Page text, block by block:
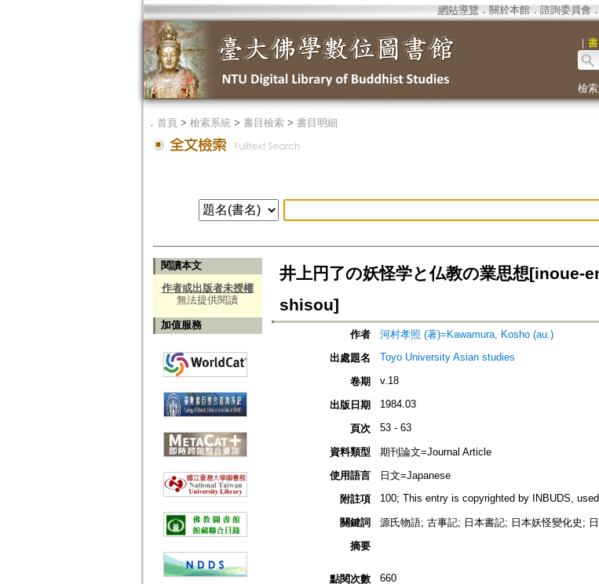
網站導覽 ． 關於本館． 諮詢委員會．
｜ 書
檢
． 首頁> 檢索系統> 書目檢索> 書目明細
閱讀本文
作者或出版者未授權
無法提供閱讀
加值服務
井上円了の妖怪学と仏教の業思想
shisou]
作者
河村孝照 (著)=Kawamura, Kosho (au.)
出處題名
Toyo University Asian studies
卷期 v.18
出版日期 1984.03
頁次 53 - 63
資料類型
期刊論文=Journal Article
使用語言
日文=Japanese
附註項
100; This entry is copyrighted by INBUDS,
關鍵詞
源氏物語; 古事記; 日本書記; 日本妖怪變化史;
摘要
點閱次數 660